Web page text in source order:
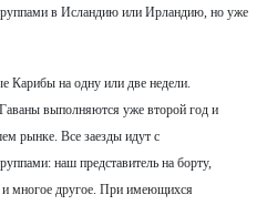
в Исландию или Ирландию, но уже
Карибы на одну или две недели.
выполняются уже второй год и
рынке. Все заезды идут с
наш представитель на борту,
и многое другое. При имеющихся